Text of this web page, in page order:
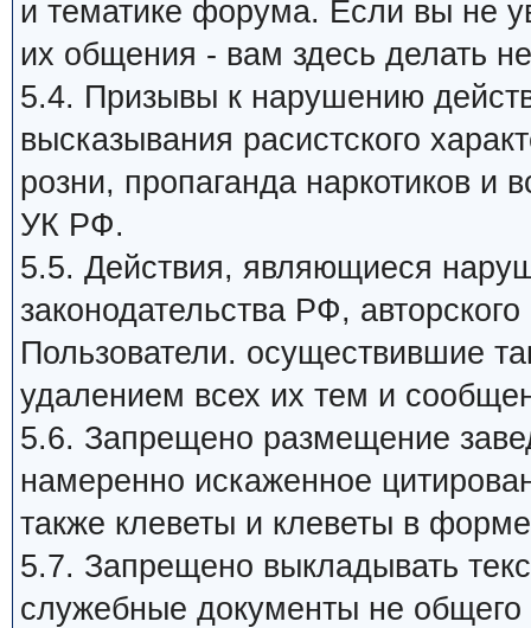
и тематике форума. Если вы не
их общения - вам здесь делать
5.4. Призывы к нарушению
высказывания расистского
розни, пропаганда наркотиков и
УК РФ.
5.5. Действия, являющиеся
законодательства РФ,
Пользователи. осуществившие
удалением всех их тем и
5.6. Запрещено размещение
намеренно искаженное
также клеветы и клеветы в
5.7. Запрещено выкладывать
служебные документы не